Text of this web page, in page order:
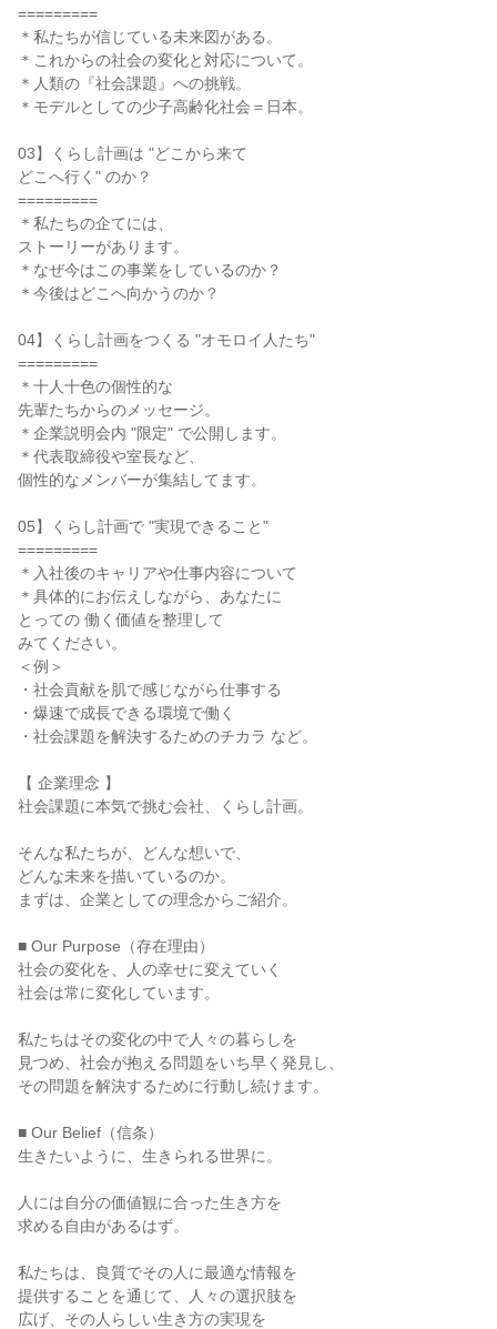
=========
＊私たちが信じている未来図がある。
＊これからの社会の変化と対応について。
＊人類の『社会課題』への挑戦。
＊モデルとしての少子高齢化社会＝日本。
03】くらし計画は "どこから来て
どこへ行く" のか？
=========
＊私たちの企てには、
ストーリーがあります。
＊なぜ今はこの事業をしているのか？
＊今後はどこへ向かうのか？
04】くらし計画をつくる "オモロイ人たち"
=========
＊十人十色の個性的な
先輩たちからのメッセージ。
＊企業説明会内 "限定" で公開します。
＊代表取締役や室長など、
個性的なメンバーが集結してます。
05】くらし計画で "実現できること"
=========
＊入社後のキャリアや仕事内容について
＊具体的にお伝えしながら、あなたに
とっての 働く価値を整理して
みてください。
＜例＞
・社会貢献を肌で感じながら仕事する
・爆速で成長できる環境で働く
・社会課題を解決するためのチカラ など。
【 企業理念 】
社会課題に本気で挑む会社、くらし計画。
そんな私たちが、どんな想いで、
どんな未来を描いているのか。
まずは、企業としての理念からご紹介。
■ Our Purpose（存在理由）
社会の変化を、人の幸せに変えていく
社会は常に変化しています。
私たちはその変化の中で人々の暮らしを
見つめ、社会が抱える問題をいち早く発見し、
その問題を解決するために行動し続けます。
■ Our Belief（信条）
生きたいように、生きられる世界に。
人には自分の価値観に合った生き方を
求める自由があるはず。
私たちは、良質でその人に最適な情報を
提供することを通じて、人々の選択肢を
広げ、その人らしい生き方の実現を